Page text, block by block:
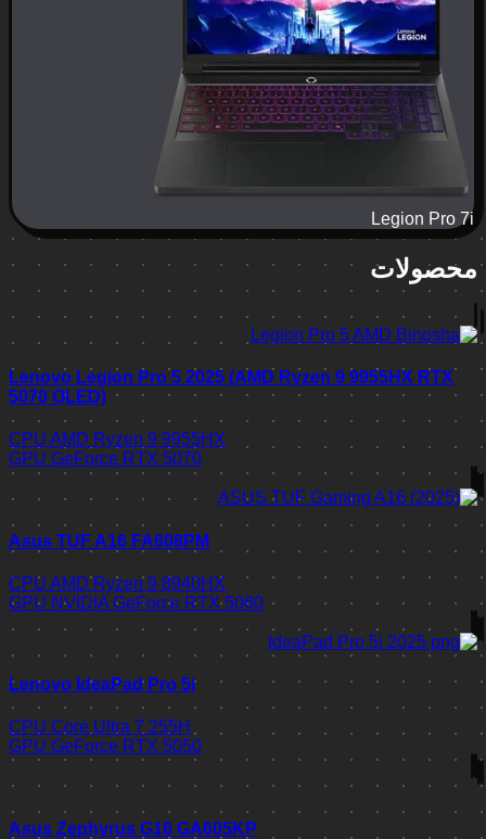
Legion Pro 7i
محصولات
Lenovo Legion Pro 5 2025 (AMD Ryzen 9 9955HX RTX
5070 OLED)
CPU AMD Ryzen 9 9955HX
GPU GeForce RTX 5070
Asus TUF A16 FA608PM
CPU AMD Ryzen 9 8940HX
GPU NVIDIA GeForce RTX 5060
Lenovo IdeaPad Pro 5i
CPU Core Ultra 7 255H
GPU GeForce RTX 5050
Asus Zephyrus G16 GA605KP